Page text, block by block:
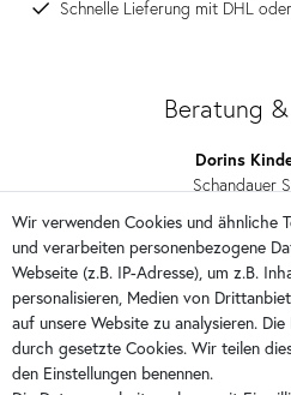
Schnelle Lieferung mit DHL
Beratung
Dorins
Schandauer
01309
0351
kontakt@dorins-
Sie erreichen uns: Montag
Wir verwenden Cookies und ähnliche
und verarbeiten personenbezogene
Webseite (z.B. IP-Adresse), um z.B.
personalisieren, Medien von
auf unsere Website zu analysieren.
durch gesetzte Cookies. Wir teilen
den Einstellungen benennen.